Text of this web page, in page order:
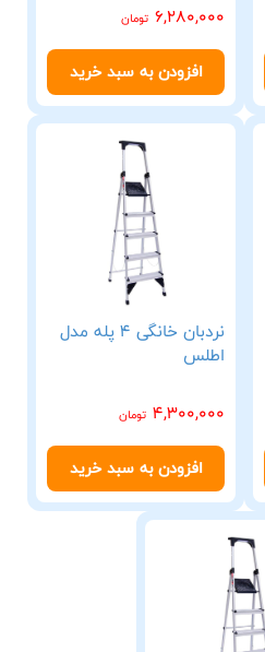
6,280,000 تومان
افزودن به سبد خرید
نردبان خانگی 4 پله مدل
اطلس
4,300,000 تومان
افزودن به سبد خرید